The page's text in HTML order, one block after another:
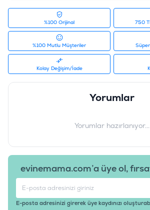
Vitamin A 30000 IU/kg, Vitamin D3 975 IU/
mg/kg,Vitamin C 140 mg/kg, Demir Sülfat
mg/kg, Kalsiyum İyodat 3.4 mg/kg, Bakır
mg/kg,Mangan Sülfat Monohidrat 120 mg/
Monohidrat 450 mg/kg, Sodyum Selenit 0.31
Ürün Filtreleri
İçerik
:
Kuzu Etli
Irk / Giant
Ürün Etiketleri
%100 Orijinal 750
%100 Mutlu Müşteriler
Kolay Değişim/İade
Yorumlar
Yorumlar hazırlanıyor...
evinemama.com’a üye ol,
E-posta adresinizi girerek üye kaydınızı